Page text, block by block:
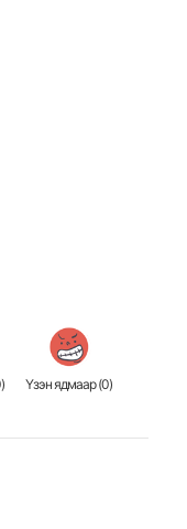
) Үзэн ядмаар (0)